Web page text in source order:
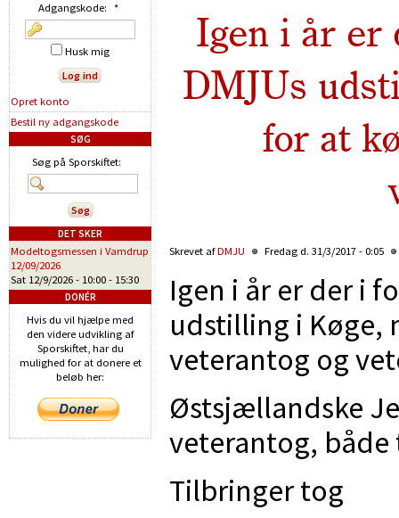
Igen i år er
DMJUs
for at
Skrevet afDMJU Fredag d. 31/3/2017 - 0:05
Igen i år er der i
udstilling i Køge,
veterantog og
Østsjællandske
veterantog,
Tilbringer tog
Adgangskode: *
Husk mig
Opret konto
Bestil ny adgangskode
SØG
Søg på Sporskiftet:
DET SKER
Modeltogsmessen i Vamdrup
12/09/2026
Sat 12/9/2026 - 10:00 - 15:30
DONÉR
Hvis du vil hjælpe med
den videre udvikling af
Sporskiftet, har du
mulighed for at donere et
beløb her: